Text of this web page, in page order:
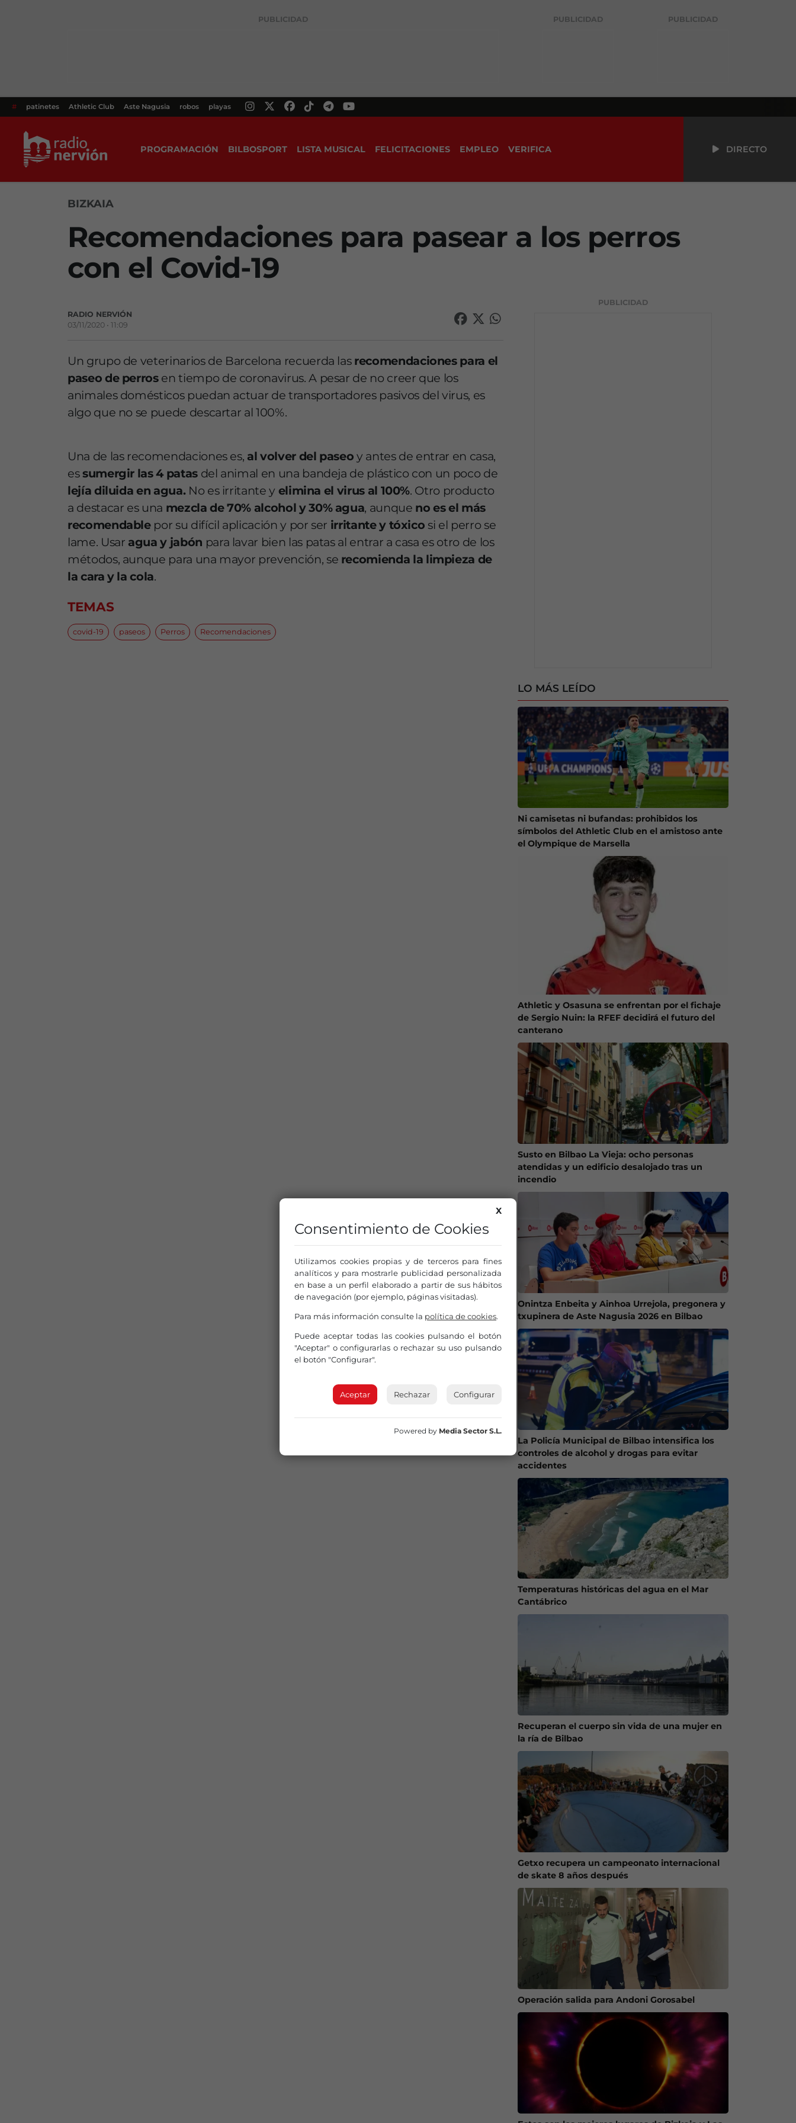
PUBLICIDAD PUBLICIDAD PUBLICIDAD
# patinetes Athletic Club Aste Nagusia robos playas
PROGRAMACIÓN BILBOSPORT LISTA MUSICAL FELICITACIONES EMPLEO VERIFICA DIRECTO
BIZKAIA
Recomendaciones para pasear a los perros
con el Covid-19
RADIO NERVIÓN
03/11/2020 • 11:09
Un grupo de veterinarios de Barcelona recuerda las recomendaciones para el
paseo de perrosen tiempo de coronavirus. A pesar de no creer que los
animales domésticos puedan actuar de transportadores pasivos del virus, es
algo que no se puede descartar al 100%.
Una de las recomendaciones es, al volver del paseoy antes de entrar en casa,
essumergir las 4 patasdel animal en una bandeja de plástico con un poco de
lejía diluida en agua.No es irritante y elimina el virus al 100%. Otro producto
a destacar es una mezcla de 70% alcohol y 30% agua, aunque no es el más
recomendablepor su difícil aplicación y por ser irritante y tóxico si el perro se
lame. Usar agua y jabón para lavar bien las patas al entrar a casa es otro de los
métodos, aunque para una mayor prevención, se recomienda la limpieza de
la cara y la cola.
TEMAS
covid-19 paseos Perros Recomendaciones
PUBLICIDAD
LO MÁS LEÍDO
Ni camisetas ni bufandas: prohibidos los
símbolos del Athletic Club en el amistoso ante
el Olympique de Marsella
Athletic y Osasuna se enfrentan por el fichaje
de Sergio Nuin: la RFEF decidirá el futuro del
canterano
Susto en Bilbao La Vieja: ocho personas
atendidas y un edificio desalojado tras un
incendio
Onintza Enbeita y Ainhoa Urrejola, pregonera y
txupinera de Aste Nagusia 2026 en Bilbao
La Policía Municipal de Bilbao intensifica los
controles de alcohol y drogas para evitar
accidentes
Temperaturas históricas del agua en el Mar
Cantábrico
Recuperan el cuerpo sin vida de una mujer en
la ría de Bilbao
Getxo recupera un campeonato internacional
de skate 8 años después
Operación salida para Andoni Gorosabel
X
Consentimiento de Cookies
Utilizamos cookies propias y de terceros para fines
analíticos y para mostrarle publicidad personalizada
en base a un perfil elaborado a partir de sus hábitos
de navegación (por ejemplo, páginas visitadas).
Para más información consulte la política de cookies.
Puede aceptar todas las cookies pulsando el botón
"Aceptar" o configurarlas o rechazar su uso pulsando
el botón "Configurar".
Aceptar Rechazar Configurar
Powered by Media Sector S.L.